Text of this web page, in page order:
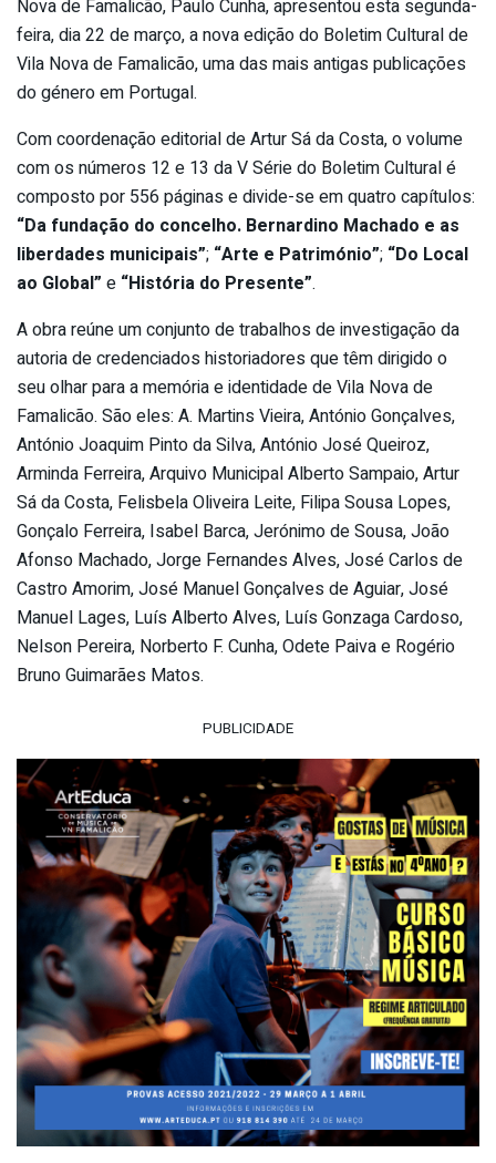
Nova de Famalicão, Paulo Cunha, apresentou esta segunda-
feira, dia 22 de março, a nova edição do Boletim Cultural de
Vila Nova de Famalicão, uma das mais antigas publicações
do género em Portugal.
Com coordenação editorial de Artur Sá da Costa, o volume
com os números 12 e 13 da V Série do Boletim Cultural é
composto por 556 páginas e divide-se em quatro capítulos:
“Da fundação do concelho. Bernardino Machado e as
liberdades municipais”; “Arte e Património”; “Do Local
ao Global” e “História do Presente”.
A obra reúne um conjunto de trabalhos de investigação da
autoria de credenciados historiadores que têm dirigido o
seu olhar para a memória e identidade de Vila Nova de
Famalicão. São eles: A. Martins Vieira, António Gonçalves,
António Joaquim Pinto da Silva, António José Queiroz,
Arminda Ferreira, Arquivo Municipal Alberto Sampaio, Artur
Sá da Costa, Felisbela Oliveira Leite, Filipa Sousa Lopes,
Gonçalo Ferreira, Isabel Barca, Jerónimo de Sousa, João
Afonso Machado, Jorge Fernandes Alves, José Carlos de
Castro Amorim, José Manuel Gonçalves de Aguiar, José
Manuel Lages, Luís Alberto Alves, Luís Gonzaga Cardoso,
Nelson Pereira, Norberto F. Cunha, Odete Paiva e Rogério
Bruno Guimarães Matos.
PUBLICIDADE